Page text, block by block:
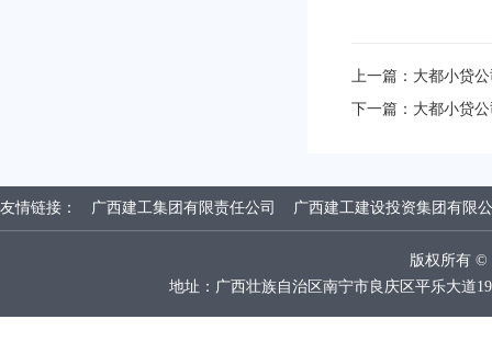
上一篇： 大都小贷
下一篇： 大都小贷
友情链接： 广西建工集团有限责任公司 广西建工建设投资集团有限
版权所有
地址：广西壮族自治区南宁市良庆区平乐大